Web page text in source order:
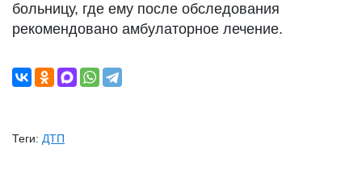
больницу, где ему после обследования
рекомендовано амбулаторное лечение.
Теги: ДТП